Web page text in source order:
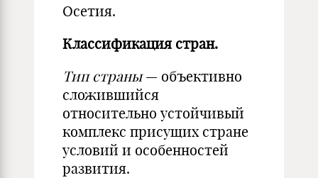
Осетия.
Классификация стран.
Тип страны— объективно
сложившийся
относительно устойчивый
комплекс присущих стране
условий и особенностей
развития.